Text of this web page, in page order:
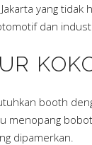
yang
dan
booth
menopang
dipamerkan.